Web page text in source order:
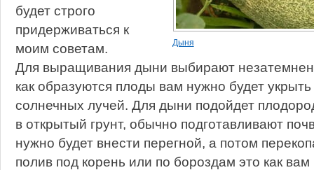
Дыня
будет строго
придерживаться к
моим советам.
Для выращивания дыни выбирают
как образуются плоды вам нужно будет
солнечных лучей. Для дыни подойдет
в открытый грунт, обычно подготавливают
нужно будет внести перегной, а потом
полив под корень или по бороздам это как